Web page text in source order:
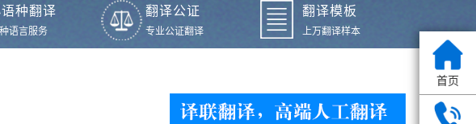
种翻译
语言服务
翻译公证
专业公证翻译
翻译模板
上万翻译样本
首页